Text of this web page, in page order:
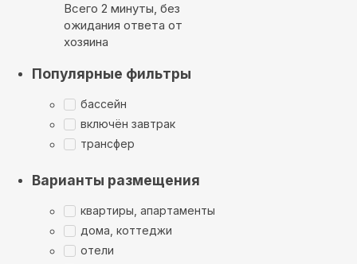
Всего 2 минуты, без
ожидания ответа от
хозяина
Популярные фильтры
бассейн
включён завтрак
трансфер
Варианты размещения
квартиры, апартаменты
дома, коттеджи
отели